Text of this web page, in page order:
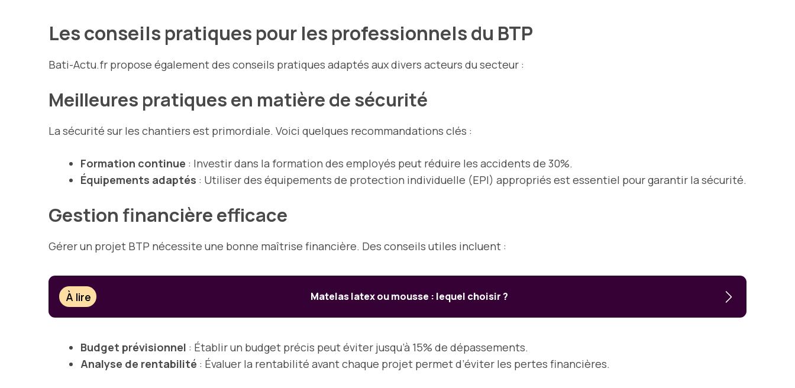
Les conseils pratiques pour les professionnels du BTP
Bati-Actu.fr propose également des conseils pratiques adaptés aux divers acteurs du secteur :
Meilleures pratiques en matière de sécurité
La sécurité sur les chantiers est primordiale. Voici quelques recommandations clés :
Formation continue : Investir dans la formation des employés peut réduire les accidents de 30%.
Équipements adaptés : Utiliser des équipements de protection individuelle (EPI) appropriés est essentiel pour garantir la sécurité.
Gestion financière efficace
Gérer un projet BTP nécessite une bonne maîtrise financière. Des conseils utiles incluent :
À lire Matelas latex ou mousse : lequel choisir ?
Budget prévisionnel : Établir un budget précis peut éviter jusqu’à 15% de dépassements.
Analyse de rentabilité : Évaluer la rentabilité avant chaque projet permet d’éviter les pertes financières.